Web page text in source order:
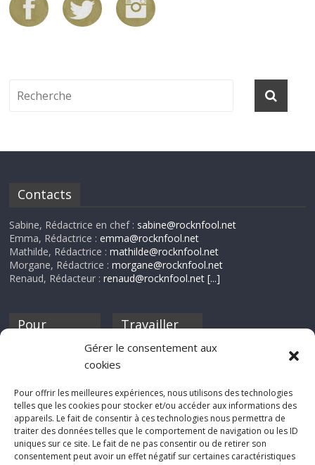
Gérer le consentement aux
cookies
Pour offrir les meilleures expériences, nous utilisons des technologies
telles que les cookies pour stocker et/ou accéder aux informations des
appareils. Le fait de consentir à ces technologies nous permettra de
traiter des données telles que le comportement de navigation ou les ID
uniques sur ce site. Le fait de ne pas consentir ou de retirer son
consentement peut avoir un effet négatif sur certaines caractéristiques
Contacts
Sabine, Rédactrice en chef : sabine@rocknfool.net
Emma, Rédactrice :emma@rocknfool.net
Mathilde, Rédactrice :mathilde@rocknfool.net
Morgane, Rédactrice :morgane@rocknfool.net
Renaud, Rédacteur :renaud@rocknfool.net [...]
Pour
discothèque
Travailler
Si tu souhaites
Rocknfool, n'hésite
pas à nous envoyer
tes chroniques de
concerts, de films,
séries ou des billets